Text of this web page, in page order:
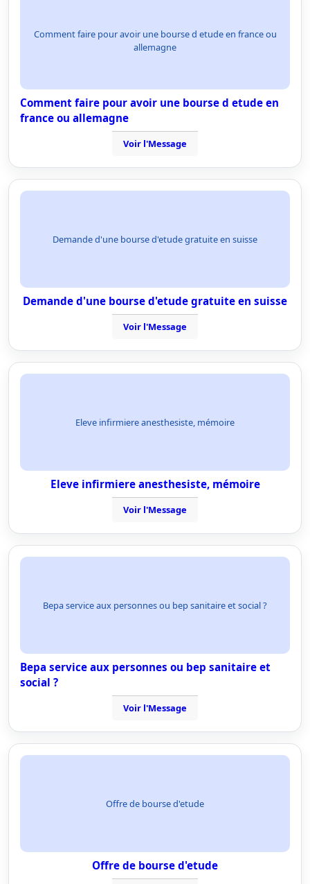
Comment faire pour avoir une bourse d etude en france ou
allemagne
Comment faire pour avoir une bourse d etude en
france ou allemagne
Voir l'Message
Demande d'une bourse d'etude gratuite en suisse
Demande d'une bourse d'etude gratuite en suisse
Voir l'Message
Eleve infirmiere anesthesiste, mémoire
Eleve infirmiere anesthesiste, mémoire
Voir l'Message
Bepa service aux personnes ou bep sanitaire et social ?
Bepa service aux personnes ou bep sanitaire et
social ?
Voir l'Message
Offre de bourse d'etude
Offre de bourse d'etude